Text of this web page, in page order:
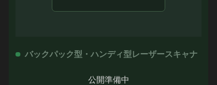
バックパック型・ハンディ型レーザースキャナ
公開準備中